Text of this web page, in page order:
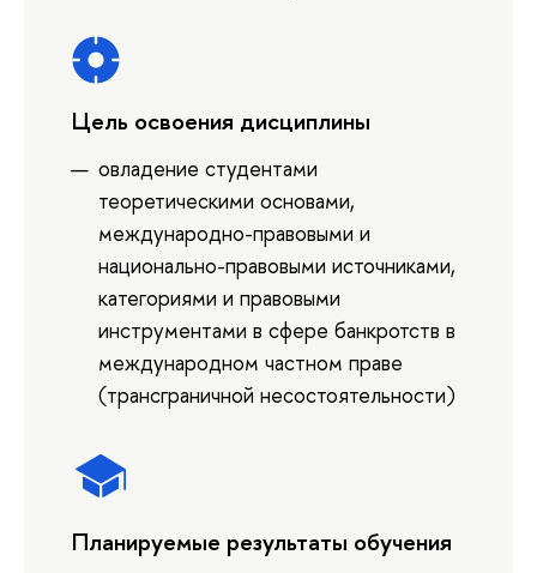
Цель освоения дисциплины
овладение студентами
теоретическими основами,
международно-правовыми и
национально-правовыми источниками,
категориями и правовыми
инструментами в сфере банкротств в
международном частном праве
(трансграничной несостоятельности)
Планируемые результаты обучения